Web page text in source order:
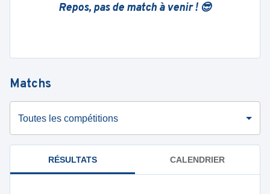
Repos, pas de match à venir ! 😎
Matchs
Toutes les compétitions
RÉSULTATS CALENDRIER